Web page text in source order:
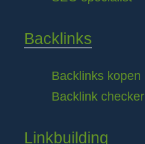
Backlinks
Backlinks kopen
Backlink checker
Linkbuilding